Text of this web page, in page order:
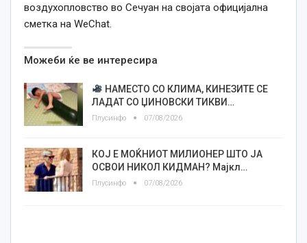
воздухопловство во Сечуан на својата официјална
сметка на WeChat.
Можеби ќе ве интересира
НАМЕСТО СО КЛИМА, КИНЕЗИТЕ СЕ
ЛАДАТ СО ЏИНОВСКИ ТИКВИ…
Плусинфо 07/08/2026
КОЈ Е МОЌНИОТ МИЛИОНЕР ШТО ЈА
ОСВОИ НИКОЛ КИДМАН? Мајкл…
Плусинфо 07/08/2026